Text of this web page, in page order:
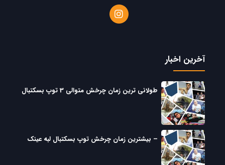
آخرین اخبار
طولانی ترین زمان چرخش متوالی 3 توپ بسکتبال
– بیشترین زمان چرخش توپ بسکتبال لبه عینک